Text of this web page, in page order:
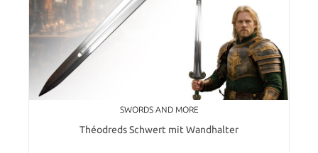
SWORDS AND MORE
Théodreds Schwert mit Wandhalter